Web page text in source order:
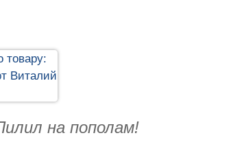
на пополам!